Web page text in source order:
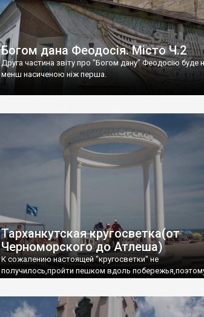
Богом дана Феодосія. Місто Ч.2
Друга частина звіту про "Богом дану" Феодосію буде
менш насиченою ніж перша.
Тарханкутская кругосветка(от
Черноморского до Атлеша)
К сожалению настоящей "кругосветки" не
получилось,пройти пешком вдоль